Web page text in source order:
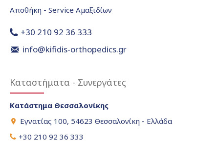
Αποθήκη - Service Αμαξιδίων
+30 210 92 36 333
info@kifidis-orthopedics.gr
Καταστήματα - Συνεργάτες
Κατάστημα Θεσσαλονίκης
Εγνατίας 100, 54623 Θεσσαλονίκη - Ελλάδα
+30 210 92 36 333